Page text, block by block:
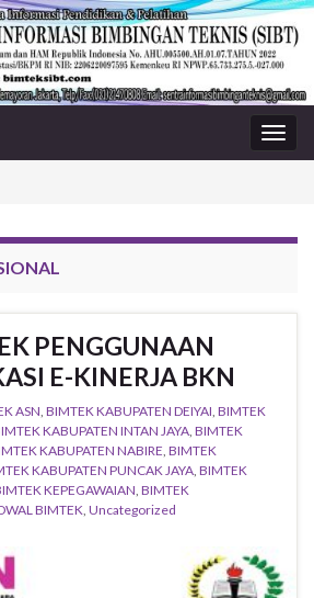
PENGGUNAAN
E-KINERJA BKN
ASN, BIMTEK KABUPATEN DEIYAI, BIMTEK
KABUPATEN INTAN JAYA, BIMTEK
KABUPATEN NABIRE, BIMTEK
KABUPATEN PUNCAK JAYA, BIMTEK
KEPEGAWAIAN, BIMTEK
BIMTEK, Uncategorized